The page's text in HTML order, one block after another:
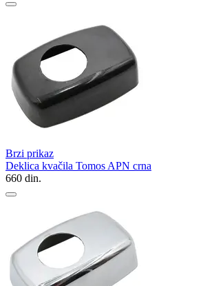
Brzi prikaz
Deklica kvačila Tomos APN crna
660 din.